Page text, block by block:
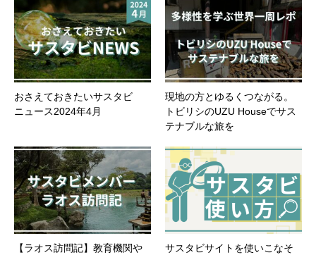
おさえておきたいサスタビ
ニュース2024年4月
現地の方とゆるくつながる。
トビリシのUZU Houseでサス
テナブルな旅を
【ラオス訪問記】教育機関や
サスタビサイトを使いこなそ